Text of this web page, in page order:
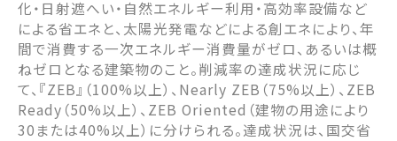
化・日射遮へい・自然エネルギー利用・高効率設備など
による省エネと、太陽光発電などによる創エネにより、年
間で消費する一次エネルギー消費量がゼロ、あるいは概
ねゼロとなる建築物のこと。削減率の達成状況に応じ
て、『ZEB』（100%以上）、Nearly ZEB（75%以上）、ZEB
Ready（50%以上）、ZEB Oriented（建物の用途により
30または40%以上）に分けられる。達成状況は、国交省